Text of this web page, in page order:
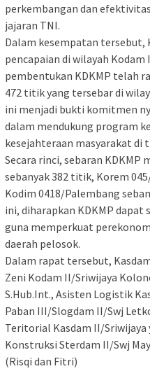
perkembangan dan
jajaran TNI.
Dalam kesempatan tersebut,
pencapaian di wilayah
pembentukan KDKMP telah
472 titik yang tersebar di
ini menjadi bukti komitmen
dalam mendukung program
kesejahteraan masyarakat di
Secara rinci, sebaran
sebanyak 382 titik, Korem
Kodim 0418/Palembang
ini, diharapkan KDKMP
guna memperkuat
daerah pelosok.
Dalam rapat tersebut,
Zeni Kodam II/Sriwijaya
S.Hub.Int., Asisten Logistik
Paban III/Slogdam II/Swj
Teritorial Kasdam II/Sriwijaya
Konstruksi Sterdam II/Swj
(Risqi dan Fitri)